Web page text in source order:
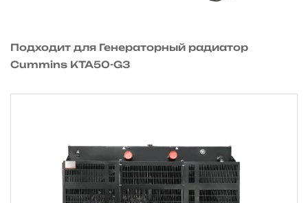
Подходит для Генераторный радиатор
Cummins KTA50-G3